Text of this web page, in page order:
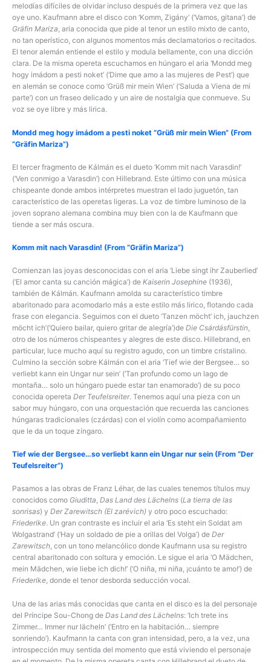
melodías difíciles de olvidar incluso después de la primera vez que las
oye uno. Kaufmann abre el disco con ‘Komm, Zigány’ (‘Vamos, gitana’) de
Gräfin Mariza, aria conocida que pide al tenor un estilo mixto de canto,
no tan operístico, con algunos momentos más declamatorios o recitados.
El tenor alemán entiende el estilo y modula bellamente, con una dicción
clara. De la misma opereta escuchamos en húngaro el aria ‘Mondd meg
hogy imádom a pesti noket’ (‘Dime que amo a las mujeres de Pest’) que
en alemán se conoce como ‘Grüß mir mein Wien’ (‘Saluda a Viena de mi
parte’) con un fraseo delicado y un aire de nostalgia que conmueve. Su
voz se oye libre y más lirica.
Mondd meg hogy imádom a pesti noket “Grüß mir mein Wien” (From
“Gräfin Mariza”)
El tercer fragmento de Kálmán es el dueto ‘Komm mit nach Varasdin!’
(‘Ven conmigo a Varasdin’) con Hillebrand. Este último con una música
chispeante donde ambos intérpretes muestran el lado juguetón, tan
característico de las operetas ligeras. La voz de timbre luminoso de la
joven soprano alemana combina muy bien con la de Kaufmann que
tiende a ser más oscura.
Komm mit nach Varasdin! (From “Gräfin Mariza”)
Comienzan las joyas desconocidas con el aria ‘Liebe singt ihr Zauberlied’
(‘El amor canta su canción mágica’) de Kaiserin Josephine (1936),
también de Kálmán. Kaufmann amolda su característico timbre
abaritonado para acomodarlo más a este estilo más lirico, flotando cada
frase con elegancia. Seguimos con el dueto ‘Tanzen möcht’ ich, jauchzen
möcht ich’(‘Quiero bailar, quiero gritar de alegría’)de Die Csárdásfürstin,
otro de los números chispeantes y alegres de este disco. Hillebrand, en
particular, luce mucho aquí su registro agudo, con un timbre cristalino.
Culmino la sección sobre Kálmán con el aria ‘Tief wie der Bergsee… so
verliebt kann ein Ungar nur sein’ (‘Tan profundo como un lago de
montaña… solo un húngaro puede estar tan enamorado’) de su poco
conocida opereta Der Teufelsreiter. Tenemos aquí una pieza con un
sabor muy húngaro, con una orquestación que recuerda las canciones
húngaras tradicionales (czárdas) con el violín como acompañamiento
que le da un toque zíngaro.
Tief wie der Bergsee…so verliebt kann ein Ungar nur sein (From “Der
Teufelsreiter”)
Pasamos a las obras de Franz Léhar, de las cuales tenemos títulos muy
conocidos como Giuditta, Das Land des Lächelns (La tierra de las
sonrisas) y Der Zarewitsch (El zarévich) y otro poco escuchado:
Friederike. Un gran contraste es incluir el aria ‘Es steht ein Soldat am
Wolgastrand’ (‘Hay un soldado de pie a orillas del Volga’) de Der
Zarewitsch, con un tono melancólico donde Kaufmann usa su registro
central abaritonado con soltura y emoción. Le sigue el aria ‘O Mädchen,
mein Mädchen, wie liebe ich dich!’ (‘O niña, mi niña, ¡cuánto te amo!’) de
Friederike, donde el tenor desborda seducción vocal.
Una de las arias más conocidas que canta en el disco es la del personaje
del Príncipe Sou-Chong de Das Land des Lächelns: ‘Ich trete ins
Zimmer… Immer nur lächeln’ (‘Entro en la habitación… siempre
sonriendo’). Kaufmann la canta con gran intensidad, pero, a la vez, una
introspección muy sentida del momento que está viviendo el personaje